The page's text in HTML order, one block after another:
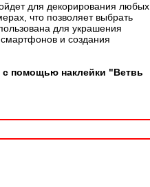
для декорирования любых
что позволяет выбрать
для украшения
и создания
с помощью наклейки "Ветвь